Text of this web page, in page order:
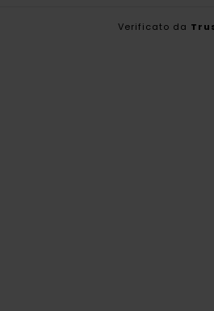
Verificato da